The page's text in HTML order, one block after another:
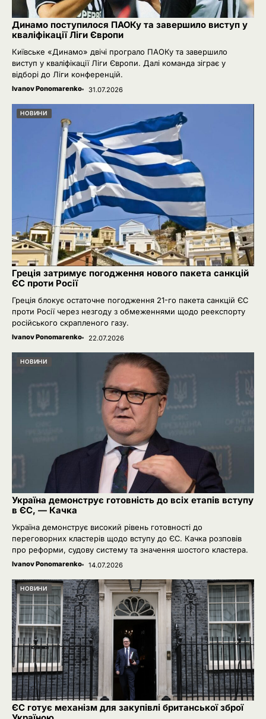
Динамо поступилося ПАОКу та завершило виступ у
кваліфікації Ліги Європи
Київське «Динамо» двічі програло ПАОКу та завершило
виступ у кваліфікації Ліги Європи. Далі команда зіграє у
відборі до Ліги конференцій.
Ivanov Ponomarenko 31.07.2026
НОВИНИ
Греція затримує погодження нового пакета санкцій
ЄС проти Росії
Греція блокує остаточне погодження 21-го пакета санкцій ЄС
проти Росії через незгоду з обмеженнями щодо реекспорту
російського скрапленого газу.
Ivanov Ponomarenko 22.07.2026
НОВИНИ
Україна демонструє готовність до всіх етапів вступу
в ЄС, — Качка
Україна демонструє високий рівень готовності до
переговорних кластерів щодо вступу до ЄС. Качка розповів
про реформи, судову систему та значення шостого кластера.
Ivanov Ponomarenko 14.07.2026
НОВИНИ
ЄС готує механізм для закупівлі британської зброї